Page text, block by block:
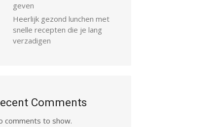
geven
Heerlijk gezond lunchen met
snelle recepten die je lang
verzadigen
Comments
comments to show.